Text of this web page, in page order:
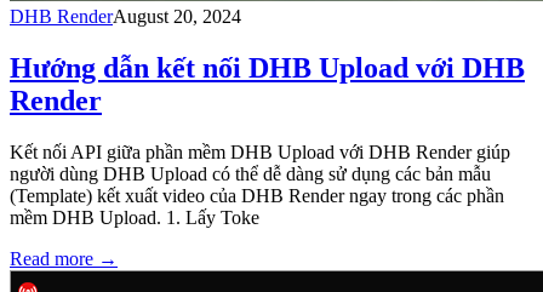
DHB RenderAugust 20, 2024
Hướng dẫn kết nối DHB Upload với DHB
Render
Kết nối API giữa phần mềm DHB Upload với DHB Render giúp
người dùng DHB Upload có thể dễ dàng sử dụng các bản mẫu
(Template) kết xuất video của DHB Render ngay trong các phần
mềm DHB Upload. 1. Lấy Toke
Read more →